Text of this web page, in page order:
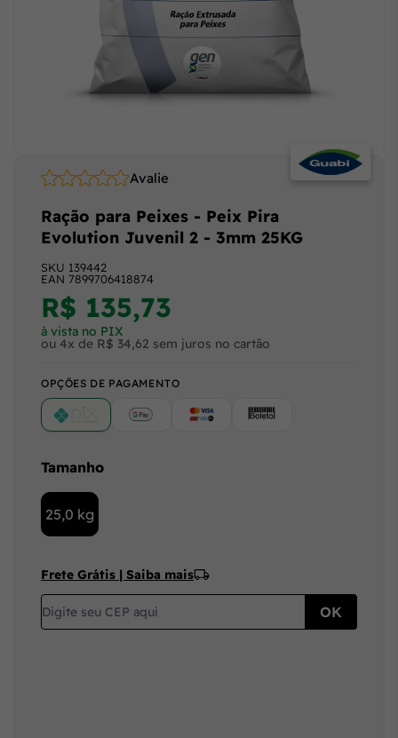
Avalie
SKU 139442
EAN 7899706418874
Ração para Peixes - Peix Pira
Evolution Juvenil 2 - 3mm 25KG
R$ 135,73
à vista no PIX
ou 4x de R$ 34,62 sem juros no cartão
OPÇÕES DE PAGAMENTO
Google Pay (Crédito/Débito)
Cartão Boleto
Frete Grátis | Saiba mais
Tamanho
25,0 kg